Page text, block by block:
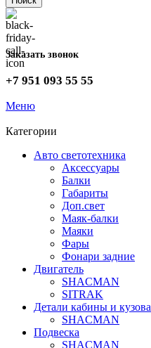
Заказать звонок
+7 951 093 55 55
Меню
Категории
Авто светотехника
Аксессуары
Балки
Габариты
Доп.свет
Маяк-балки
Маяки
Фары
Фонари задние
Двигатель
SHACMAN
SITRAK
Детали кабины и кузова
SHACMAN
Подвеска
SHACMAN